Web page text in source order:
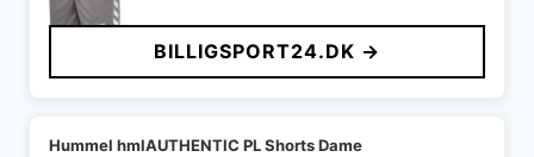
BILLIGSPORT24.DK →
Hummel hmlAUTHENTIC PL Shorts Dame